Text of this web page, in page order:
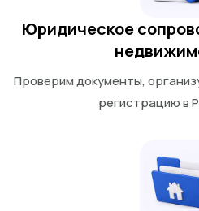
Юридическое
Проверим документы,
регистрацию в